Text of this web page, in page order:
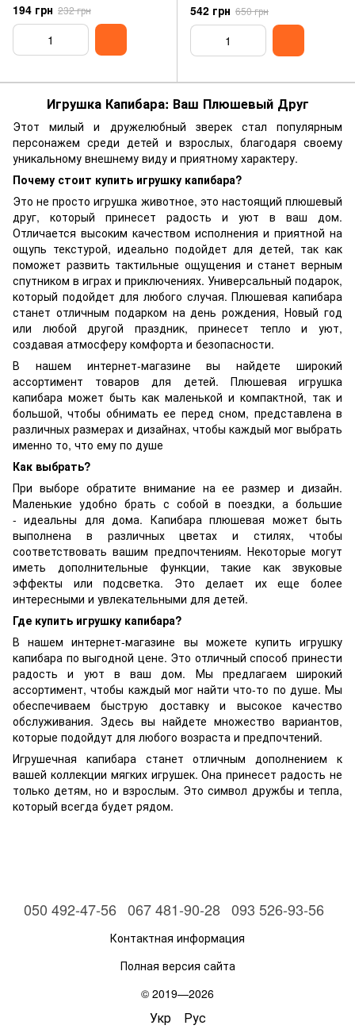
194 грн 232 грн 542 грн 650 грн
Игрушка Капибара: Ваш Плюшевый Друг
Этот милый и дружелюбный зверек стал популярным
персонажем среди детей и взрослых, благодаря своему
уникальному внешнему виду и приятному характеру.
Почему стоит купить игрушку капибара?
Это не просто игрушка животное, это настоящий плюшевый
друг, который принесет радость и уют в ваш дом.
Отличается высоким качеством исполнения и приятной на
ощупь текстурой, идеально подойдет для детей, так как
поможет развить тактильные ощущения и станет верным
спутником в играх и приключениях. Универсальный подарок,
который подойдет для любого случая. Плюшевая капибара
станет отличным подарком на день рождения, Новый год
или любой другой праздник, принесет тепло и уют,
создавая атмосферу комфорта и безопасности.
В нашем интернет-магазине вы найдете широкий
ассортимент товаров для детей. Плюшевая игрушка
капибара может быть как маленькой и компактной, так и
большой, чтобы обнимать ее перед сном, представлена в
различных размерах и дизайнах, чтобы каждый мог выбрать
именно то, что ему по душе
Как выбрать?
При выборе обратите внимание на ее размер и дизайн.
Маленькие удобно брать с собой в поездки, а большие
- идеальны для дома. Капибара плюшевая может быть
выполнена в различных цветах и стилях, чтобы
соответствовать вашим предпочтениям. Некоторые могут
иметь дополнительные функции, такие как звуковые
эффекты или подсветка. Это делает их еще более
интересными и увлекательными для детей.
Где купить игрушку капибара?
В нашем интернет-магазине вы можете купить игрушку
капибара по выгодной цене. Это отличный способ принести
радость и уют в ваш дом. Мы предлагаем широкий
ассортимент, чтобы каждый мог найти что-то по душе. Мы
обеспечиваем быструю доставку и высокое качество
обслуживания. Здесь вы найдете множество вариантов,
которые подойдут для любого возраста и предпочтений.
Игрушечная капибара станет отличным дополнением к
вашей коллекции мягких игрушек. Она принесет радость не
только детям, но и взрослым. Это символ дружбы и тепла,
который всегда будет рядом.
050 492-47-56 067 481-90-28 093 526-93-56
Контактная информация
Полная версия сайта
© 2019—2026
Укр Рус